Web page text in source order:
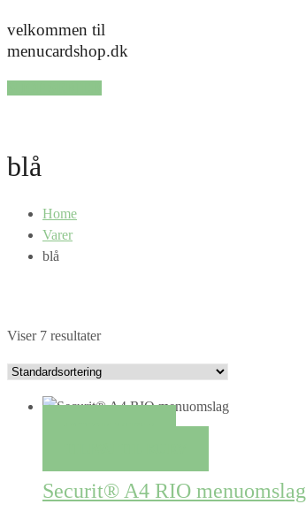
velkommen til
menucardshop.dk
blå
Home
Varer
blå
Viser 7 resultater
Securit® A4 RIO menuomslag